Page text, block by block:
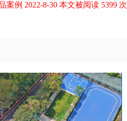
案例 2022-8-30 本文被阅读 5399 次